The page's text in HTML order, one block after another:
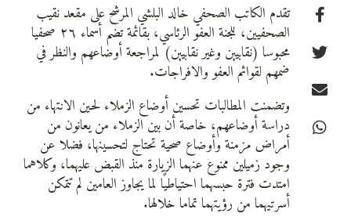
تقدم الكاتب الصحفي خالد البلشي المرشح على مقعد نقيب
الصحفيين، للجنة العفو الرئاسي، بقائمة تضم أسماء ٢٦ صحفيا
محبوسا (نقابيين وغير نقابيين) لمراجعة أوضاعهم والنظر في
ضمهم لقوائم العفو والافراجات.
وتضمنت المطالبات تحسين أوضاع الزملاء لحين الانتهاء من
دراسة أوضاعهم، خاصة أن بين الزملاء من يعانون من
أمراض مزمنة وأوضاع صحية تحتاج لتحسينها، فضلا عن
وجود زميلين ممنوع عنهما الزيارة منذ القبض عليهما، وكلاهما
امتدت فترة حبسهما احتياطيًا لما يجاوز العامين لم تتمكن
أسرتيهما من رؤيتهما تماما خلالها.